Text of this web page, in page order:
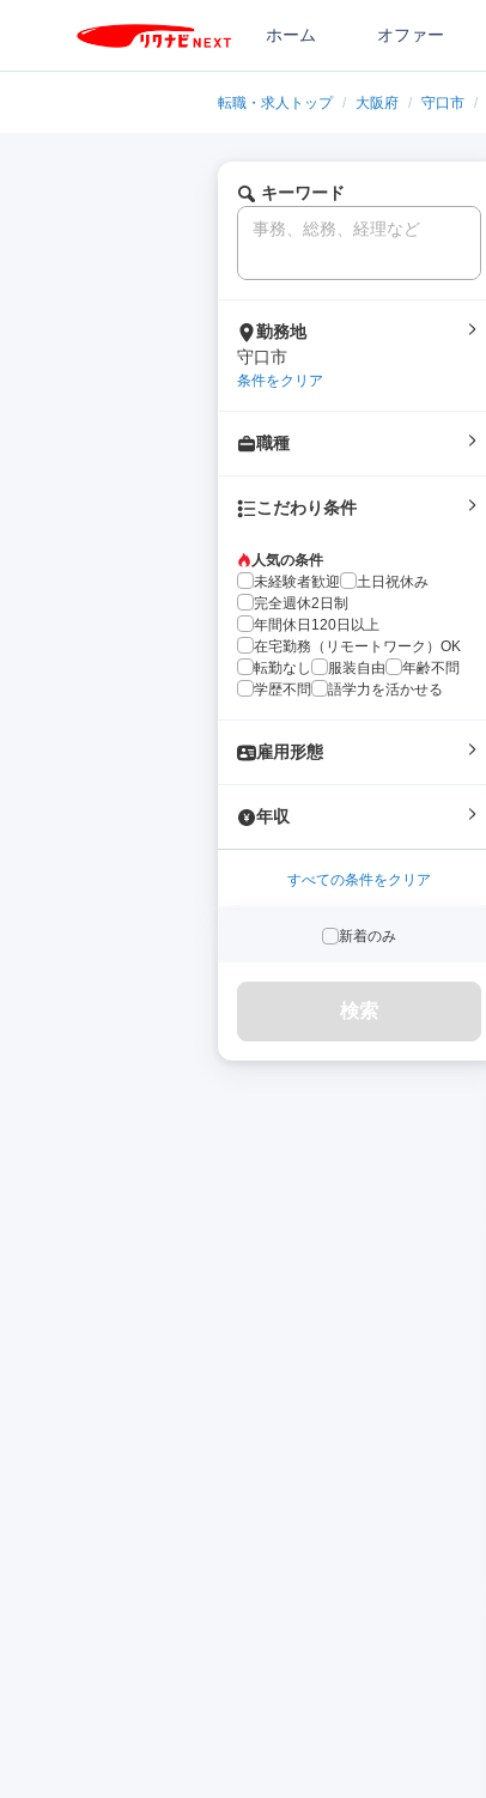
ホーム オファー
転職・求人トップ / 大阪府 / 守口市 /
キーワード
勤務地
守口市
条件をクリア
職種
こだわり条件
人気の条件
未経験者歓迎
土日祝休み
完全週休2日制
年間休日120日以上
在宅勤務（リモートワーク）OK
転勤なし
服装自由
年齢不問
学歴不問
語学力を活かせる
雇用形態
年収
すべての条件をクリア
新着のみ
検索